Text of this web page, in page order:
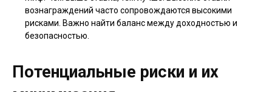
вознаграждений часто сопровождаются высокими
рисками. Важно найти баланс между доходностью и
безопасностью.
Потенциальные риски и их